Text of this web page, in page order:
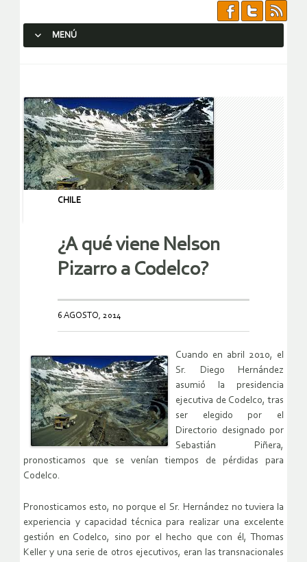
MENÚ
CHILE
¿A qué viene Nelson
Pizarro a Codelco?
6 AGOSTO, 2014
Cuando en abril 2010, el
Sr. Diego Hernández
asumió la presidencia
ejecutiva de Codelco, tras
ser elegido por el
Directorio designado por
Sebastián Piñera,
pronosticamos que se venían tiempos de pérdidas para
Codelco.
Pronosticamos esto, no porque el Sr. Hernández no tuviera la
experiencia y capacidad técnica para realizar una excelente
gestión en Codelco, sino por el hecho que con él, Thomas
Keller y una serie de otros ejecutivos, eran las transnacionales